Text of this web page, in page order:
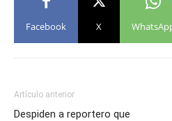
Facebook X
Artículo anterior
Despiden a reportero que